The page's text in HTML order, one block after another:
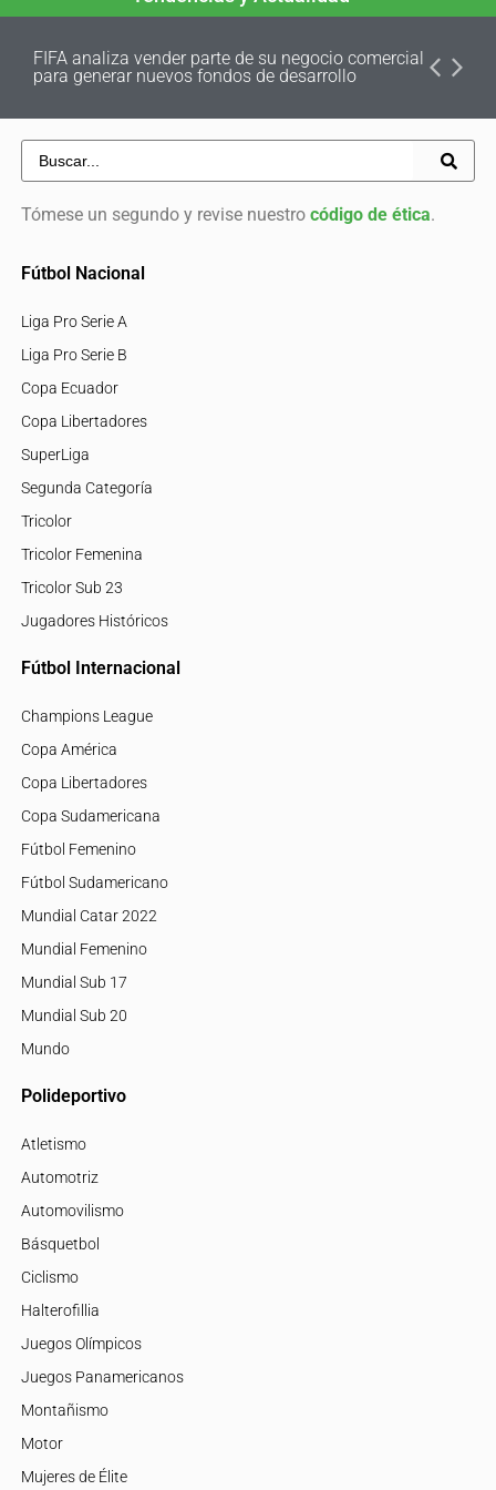
FIFA analiza vender parte de su negocio comercial
para generar nuevos fondos de desarrollo
Tómese un segundo y revise nuestro código de ética.
Fútbol Nacional
Liga Pro Serie A
Liga Pro Serie B
Copa Ecuador
Copa Libertadores
SuperLiga
Segunda Categoría
Tricolor
Tricolor Femenina
Tricolor Sub 23
Jugadores Históricos
Fútbol Internacional
Champions League
Copa América
Copa Libertadores
Copa Sudamericana
Fútbol Femenino
Fútbol Sudamericano
Mundial Catar 2022
Mundial Femenino
Mundial Sub 17
Mundial Sub 20
Mundo
Polideportivo
Atletismo
Automotriz
Automovilismo
Básquetbol
Ciclismo
Halterofillia
Juegos Olímpicos
Juegos Panamericanos
Montañismo
Motor
Mujeres de Élite